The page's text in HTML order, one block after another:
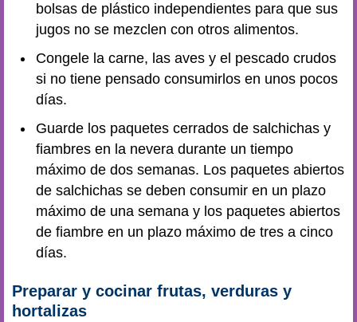
bolsas de plástico independientes para que sus
jugos no se mezclen con otros alimentos.
Congele la carne, las aves y el pescado crudos
si no tiene pensado consumirlos en unos pocos
días.
Guarde los paquetes cerrados de salchichas y
fiambres en la nevera durante un tiempo
máximo de dos semanas. Los paquetes abiertos
de salchichas se deben consumir en un plazo
máximo de una semana y los paquetes abiertos
de fiambre en un plazo máximo de tres a cinco
días.
Preparar y cocinar frutas, verduras y
hortalizas